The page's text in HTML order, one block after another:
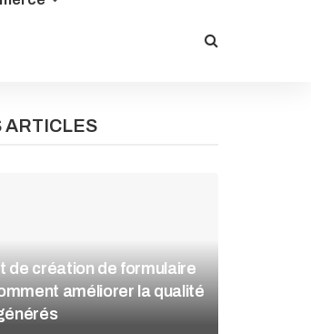
ARTICLES
de création de formulaire
améliorer la qualité